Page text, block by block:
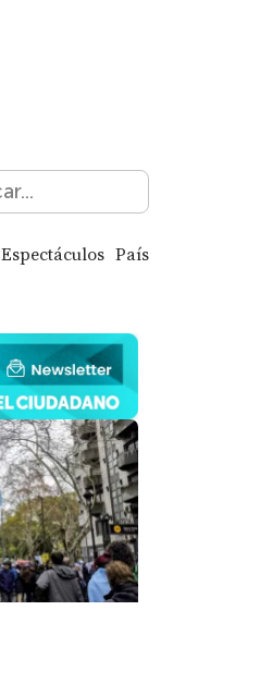
Espectáculos País